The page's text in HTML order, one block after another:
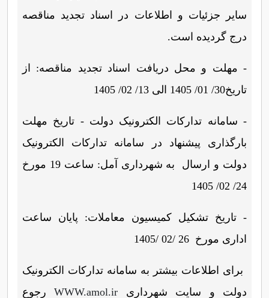
سایر جزئیات و اطلاعات در اسناد تجدید مناقصه
درج گردیده است.
- مهلت و محل دریافت اسناد تجدید مناقصه: از
تاریخ30/ 01/ 1405 الی 13/ 02/ 1405
- سامانه تدارکات الکترونیک دولت - تاریخ مهلت
بارگذاری پیشنهاد در سامانه تدارکات الکترونیک
دولت و ارسال به شهرداری آمل: ساعت 19 مورخ
24/ 02/ 1405
- تاریخ تشکیل کمیسیون معاملات: پایان ساعت
اداری مورخ 1405/ 02/ 26
برای اطلاعات بیشتر به سامانه تدارکات الکترونیک
دولت و سایت شهرداری
WWW.amol.ir
رجوع